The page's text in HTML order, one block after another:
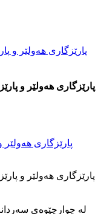
پارێزگاری هەولێر و
پارێزگاری هەولێر و
پارێزگاری هەولێر و
لە چوارچێوەی